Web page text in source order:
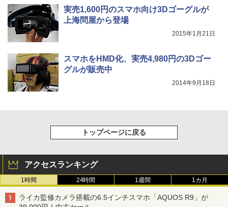
実売1,600円のスマホ向け3Dゴーグルが
上海問屋から登場
2015年1月21日
スマホをHMD化、実売4,980円の3Dゴー
グルが販売中
2014年9月18日
トップページに戻る
アクセスランキング
1時間 24時間 1週間 1カ月
ライカ監修カメラ搭載の6.5インチスマホ「AQUOS R9」が